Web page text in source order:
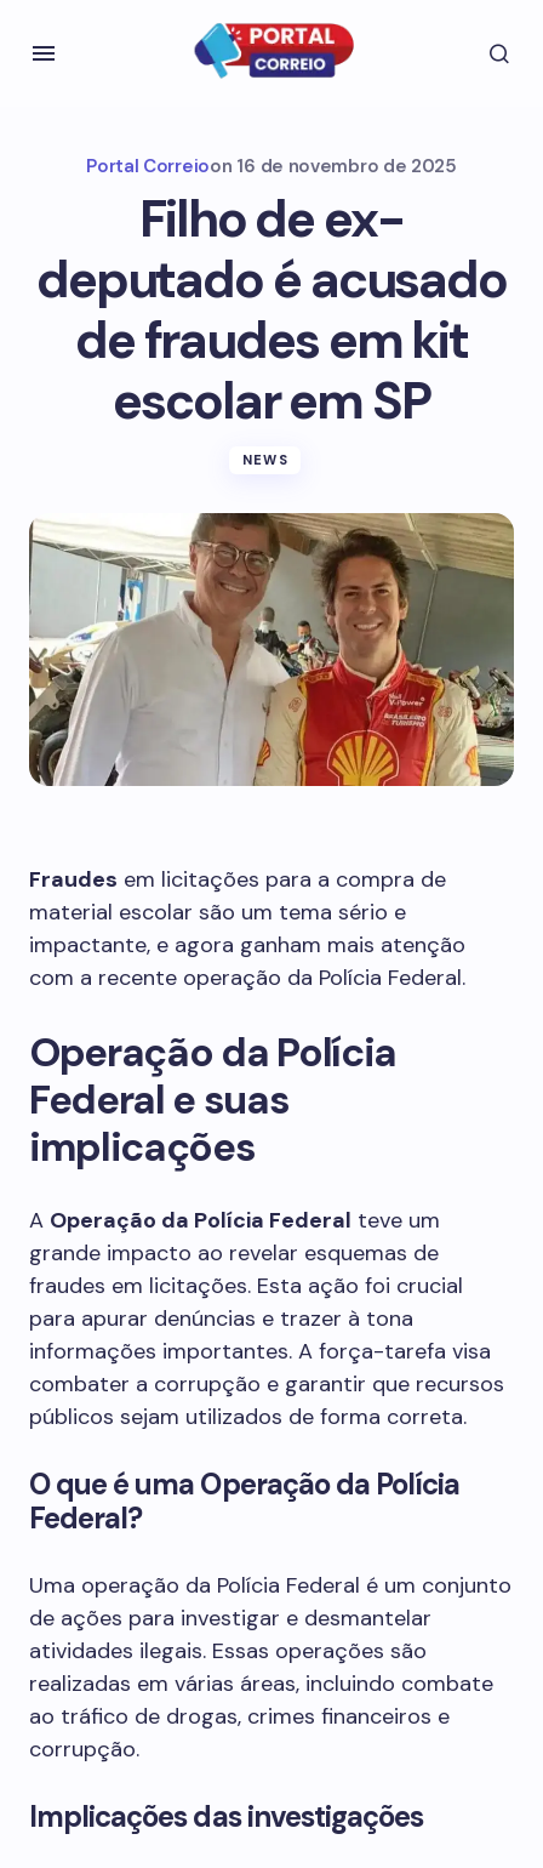
Portal Correioon 16 de novembro de 2025
Filho de ex-
deputado é acusado
de fraudes em kit
escolar em SP
NEWS
Fraudes em licitações para a compra de
material escolar são um tema sério e
impactante, e agora ganham mais atenção
com a recente operação da Polícia Federal.
Operação da Polícia
Federal e suas
implicações
A Operação da Polícia Federal teve um
grande impacto ao revelar esquemas de
fraudes em licitações. Esta ação foi crucial
para apurar denúncias e trazer à tona
informações importantes. A força-tarefa visa
combater a corrupção e garantir que recursos
públicos sejam utilizados de forma correta.
O que é uma Operação da Polícia
Federal?
Uma operação da Polícia Federal é um conjunto
de ações para investigar e desmantelar
atividades ilegais. Essas operações são
realizadas em várias áreas, incluindo combate
ao tráfico de drogas, crimes financeiros e
corrupção.
Implicações das investigações